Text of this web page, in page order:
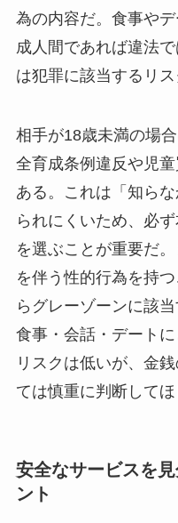
為の内容だ。食事や
成人間であれば違法
は犯罪に該当するリス
相手が18歳未満の場
全育成条例違反や児
ある。これは「知ら
られにくいため、必
を選ぶことが重要だ
を伴う性的行為を持
らグレーゾーンに該
食事・会話・デート
リスクは低いが、金
ては慎重に判断してほ
安全なサービスを
ント